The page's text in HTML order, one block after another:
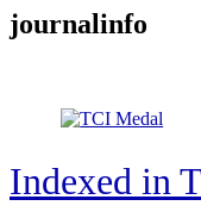
journalinfo
Indexed in